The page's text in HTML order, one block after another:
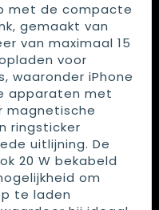
met de compacte
gemaakt van
van maximaal 15
voor
waaronder iPhone
apparaten met
magnetische
ringsticker
uitlijning. De
20 W bekabeld
om
te laden